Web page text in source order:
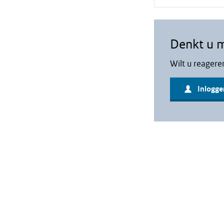
Denkt u
Wilt u